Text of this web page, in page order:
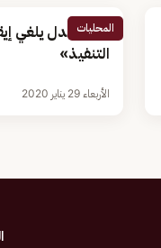
المحليات
وزير العدل يلغي
التنفيذ»
الأربعاء 29 يناير 2020